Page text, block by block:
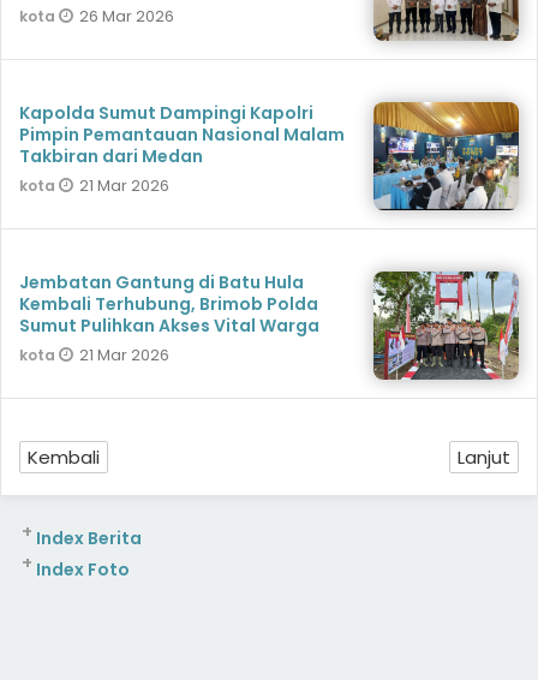
kota 26 Mar 2026
Kapolda Sumut Dampingi Kapolri
Pimpin Pemantauan Nasional Malam
Takbiran dari Medan
kota 21 Mar 2026
Jembatan Gantung di Batu Hula
Kembali Terhubung, Brimob Polda
Sumut Pulihkan Akses Vital Warga
kota 21 Mar 2026
Kembali Lanjut
Index Berita
+
Index Foto
+